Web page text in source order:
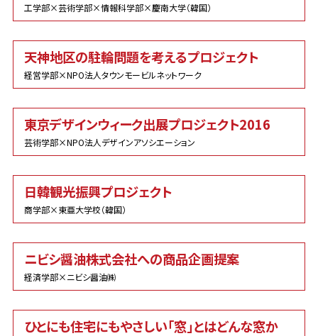
工学部×芸術学部×情報科学部×慶南大学（韓国）
天神地区の駐輪問題を考えるプロジェクト
経営学部×NPO法人タウンモービルネットワーク
東京デザインウィーク出展プロジェクト2016
芸術学部×NPO法人デザインアソシエーション
日韓観光振興プロジェクト
商学部×東亜大学校（韓国）
ニビシ醤油株式会社への商品企画提案
経済学部×ニビシ醤油㈱
ひとにも住宅にもやさしい「窓」とはどんな窓か